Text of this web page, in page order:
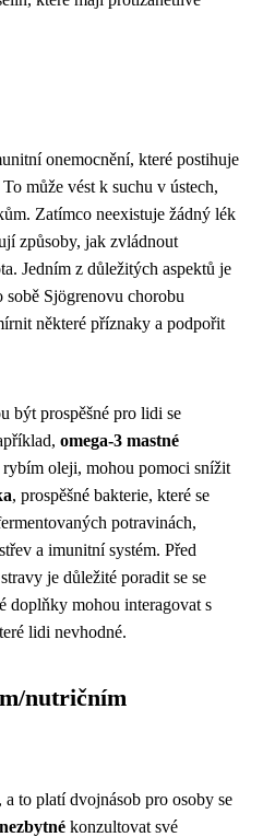
onemocnění, které postihuje
může vést k suchu v ústech,
Zatímco neexistuje žádný lék
způsoby, jak zvládnout
Jedním z důležitých aspektů je
sobě Sjögrenovu chorobu
některé příznaky a podpořit
být prospěšné pro lidi se
omega-3 mastné
rybím oleji, mohou pomoci snížit
, prospěšné bakterie, které se
potravinách,
a imunitní systém. Před
je důležité poradit se se
doplňky mohou interagovat s
lidi nevhodné.
nutričním
to platí dvojnásob pro osoby se
nezbytné konzultovat své